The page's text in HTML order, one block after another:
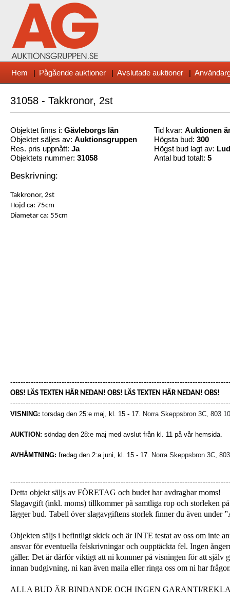
Hem | Pågående auktioner | Avslutade auktioner |
31058 - Takkronor, 2st
Objektet finns i: Gävleborgs län
Objektet säljes av: Auktionsgruppen
Res. pris uppnått: Ja
Objektets nummer: 31058
Tid kvar: Auktionen
Högsta bud: 300
Högst bud lagt av:
Antal bud totalt: 5
Beskrivning:
Takkronor, 2st
Höjd ca: 75cm
Diametar ca: 55cm
OBS! LÄS TEXTEN HÄR NEDAN! OBS! LÄS TEXTEN HÄR NEDAN! OBS!
VISNING: torsdag den 25:e maj, kl. 15 - 17. Norra Skeppsbron 3C, 803
AUKTION: söndag den 28:e maj med avslut från kl. 11 på vår hemsida.
AVHÄMTNING: fredag den 2:a juni, kl. 15 - 17. Norra Skeppsbron 3C,
Detta objekt säljs av FÖRETAG och budet har avdragbar moms!
Slagavgift (inkl. moms) tillkommer på samtliga rop och storleken
lägger bud. Tabell över slagavgiftens storlek finner du även under
Objekten säljs i befintligt skick och är INTE testat av oss om inte
ansvar för eventuella felskrivningar och oupptäckta fel. Ingen
gäller. Det är därför viktigt att ni kommer på visningen för att själv
innan budgivning, ni kan även maila eller ringa oss om ni har
ALLA BUD ÄR BINDANDE OCH INGEN GARANTI/